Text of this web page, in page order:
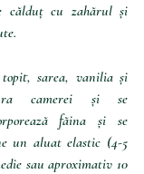
călduț cu zahărul și
sarea, vanilia și
camerei și se
făina și se
un aluat elastic (4-5
sau aproximativ 10